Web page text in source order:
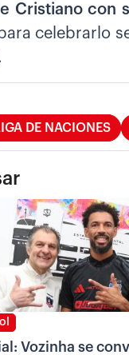
Cristiano con
celebrarlo
DE NACIONES
Vozinha se